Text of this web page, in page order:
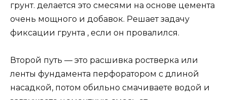
грунт. делается это смесями на основе цемента
очень мощного и добавок. Решает задачу
фиксации грунта , если он провалился.
Второй путь — это расшивка ростверка или
ленты фундамента перфоратором с длиной
насадкой, потом обильно смачиваете водой и